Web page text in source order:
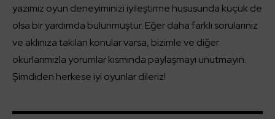
yazımız oyun deneyiminizi iyileştirme hususunda küçük de
olsa bir yardımda bulunmuştur. Eğer daha farklı sorularınız
ve aklınıza takılan konular varsa, bizimle ve diğer
okurlarımızla yorumlar kısmında paylaşmayı unutmayın.
Şimdiden herkese iyi oyunlar dileriz!